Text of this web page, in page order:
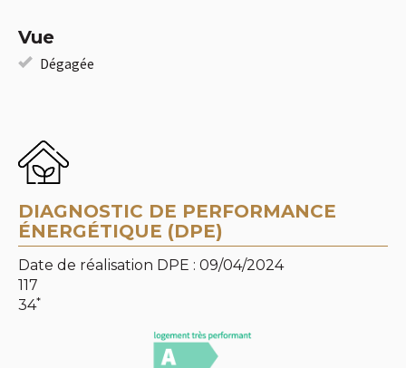
Vue
Dégagée
DIAGNOSTIC DE PERFORMANCE
ÉNERGÉTIQUE (DPE)
Date de réalisation DPE : 09/04/2024
117
34*